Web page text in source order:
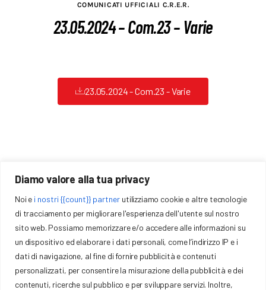
Diamo valore alla tua privacy
Noi e i nostri {{count}} partner utilizziamo cookie e altre tecnologie
di tracciamento per migliorare l'esperienza dell'utente sul nostro
sito web. Possiamo memorizzare e/o accedere alle informazioni su
un dispositivo ed elaborare i dati personali, come l’indirizzo IP e i
dati di navigazione, al fine di fornire pubblicità e contenuti
personalizzati, per consentire la misurazione della pubblicità e dei
contenuti, ricerche sul pubblico e per sviluppare servizi. Inoltre,
Commissioni
Sponsor
Contatti
COMUNICATI UFFICIALI C.R.E.R.
23.05.2024 – Com.23 – Varie
23.05.2024 - Com.23 - Varie
COMITATO REGIONALE EMILIA ROMAGNA FCI
Via Trattati Comunitari Europei, 7 40127 – Bologna (BO)
P.IVA: 01377441009
emilia@federciclismo.it 051-372958